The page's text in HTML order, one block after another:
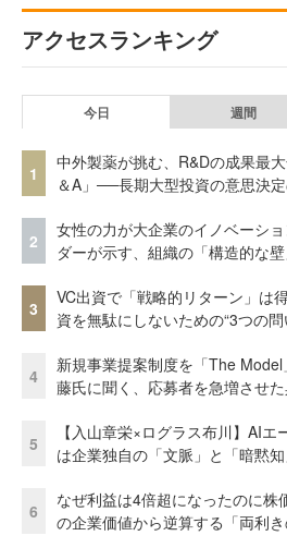
アクセスランキング
今日 週間
1
中外製薬が挑む、R&Dの成果最
＆A」──長期大型投資の意思決
2
女性の力が大企業のイノベーシ
ダーが示す、組織の「構造的な
3
VC出資で「戦略的リターン」は
資を無駄にしないための“3つの問
4
新規事業提案制度を「The
藤氏に聞く、応募者を急増させ
5
【入山章栄×ログラス布川】AI
は企業独自の「文脈」と「暗黙
6
なぜ利益は4倍超になったのに株
の企業価値から逆算する「両利き